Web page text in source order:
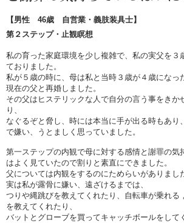
【男性 46歳 自営業・義肢装具士】
第２ステップ・止観瞑想
私の育った家庭環境を少し複雑で、私の実父を３
ておりました。
私が５歳の時に、母は私と当時３歳が４歳になっ
現在の父と再婚しました。
その父はヒステリックな人で自分の言う事をきか
り、
なぐるぞと脅し、時には本当に手が出る時もあり
で嫌い、うとましく思っていました。
第一ステップの内観で母に対する感情と謝罪の気
はよく見ていたので割りと素直にできました。
父については内観をするのにためらいがありまし
実は私が露骨に嫌い、遠ざけるまでは、
つりや縄跳びを教えてくれたり、自転車が乗れる
を教えてくれたり、
バットとグローブを買ってキャッチボールをして